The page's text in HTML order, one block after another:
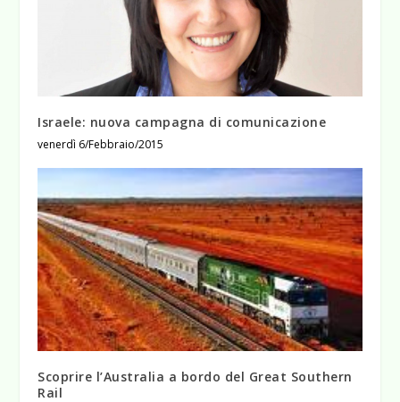
Israele: nuova campagna di comunicazione
venerdì 6/Febbraio/2015
Scoprire l’Australia a bordo del Great Southern
Rail